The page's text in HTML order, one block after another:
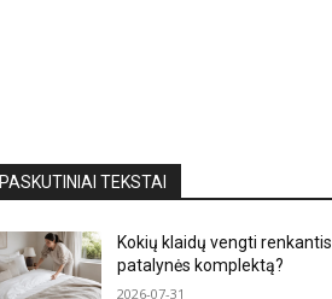
PASKUTINIAI TEKSTAI
Kokių klaidų vengti renkantis
patalynės komplektą?
2026-07-31